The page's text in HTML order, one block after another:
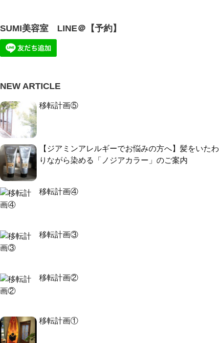
SUMI美容室 LINE＠【予約】
NEW ARTICLE
移転計画⑤
【ジアミンアレルギーでお悩みの方へ】髪をいたわ
りながら染める「ノジアカラー」のご案内
移転計画④
移転計画③
移転計画②
移転計画①